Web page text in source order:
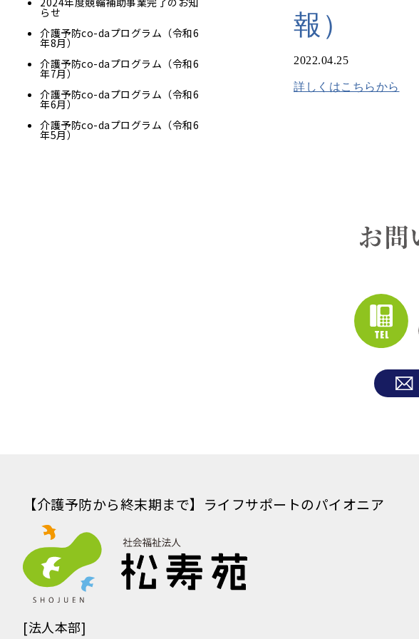
報）
2022.04.25
詳しくはこちらから
らせ
介護予防co-daプログラム（令和6
年8月）
介護予防co-daプログラム（令和6
年7月）
介護予防co-daプログラム（令和6
年6月）
介護予防co-daプログラム（令和6
年5月）
【介護予防から終末期まで】 ライフサポートのパイオニア
[法人本部]